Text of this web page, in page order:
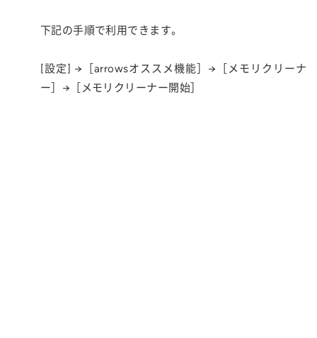
下記の手順で利用できます。
[設定] →［arrowsオススメ機能］→［メモリクリーナ
ー］→［メモリクリーナー開始］